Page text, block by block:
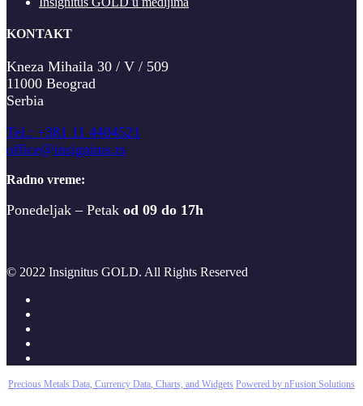
KONTAKT
Kneza Mihaila 30 / V / 509
11000 Beograd
Serbia
Tel.: +381 11 4404521
office@insignitus.rs
Radno vreme:
Ponedeljak – Petak od 09 do 17h
© 2022 Insignitus GOLD. All Rights Reserved
Precious Metals Data, Currency Data, Charts, and Widgets Powered by nFusion Solutions